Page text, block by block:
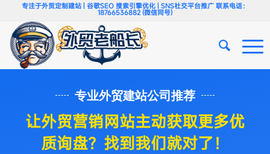
专注于外贸定制建站 | 谷歌SEO 搜索引擎优化 | SNS社交平台推广 联系电话：
18766536882 (微信同号)
专业外贸建站公司推荐
让外贸营销网站主动获取更多优
质询盘？找到我们就对了！